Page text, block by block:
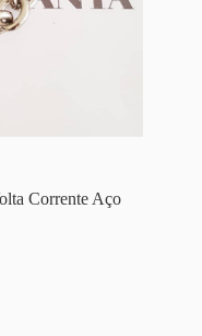
Corrente Aço